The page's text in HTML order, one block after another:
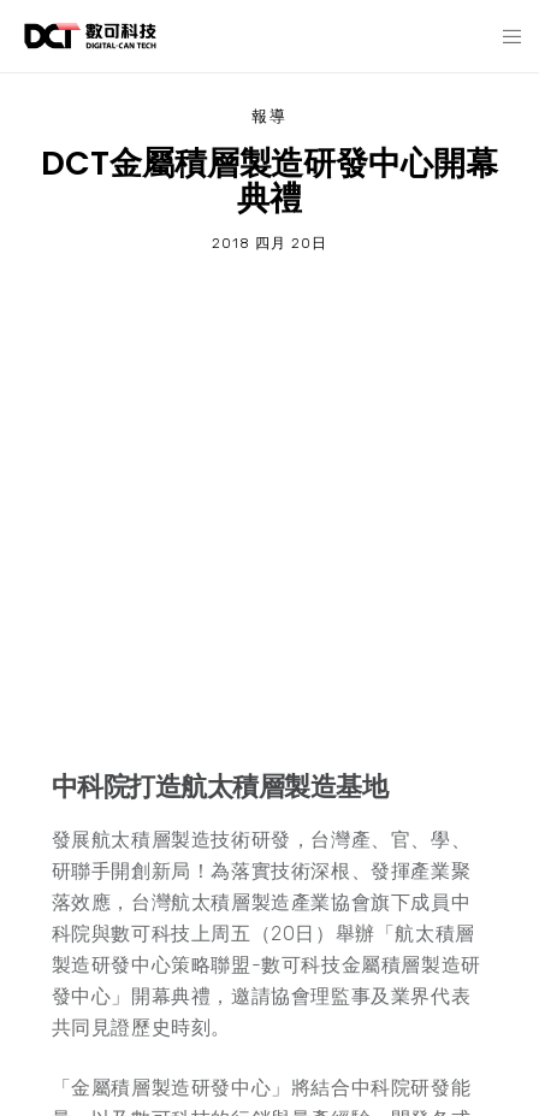
報導
DCT金屬積層製造研發中心開幕
典禮
2018 四月 20日
中科院打造航太積層製造基地
發展航太積層製造技術研發，台灣產、官、學、
研聯手開創新局！為落實技術深根、發揮產業聚
落效應，台灣航太積層製造產業協會旗下成員中
科院與數可科技上周五（20日）舉辦「航太積層
製造研發中心策略聯盟-數可科技金屬積層製造研
發中心」開幕典禮，邀請協會理監事及業界代表
共同見證歷史時刻。
「金屬積層製造研發中心」將結合中科院研發能